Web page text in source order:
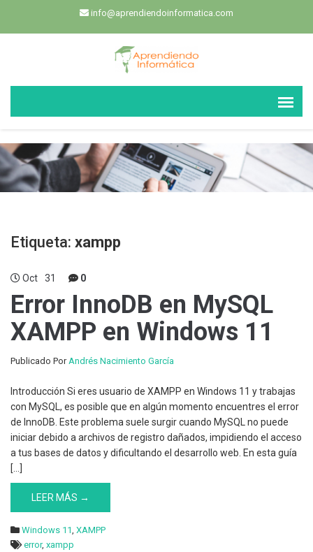
info@aprendiendoinformatica.com
Etiqueta: xampp
Oct 31 0
Error InnoDB en MySQL
XAMPP en Windows 11
Publicado PorAndrés Nacimiento García
Introducción Si eres usuario de XAMPP en Windows 11 y trabajas
con MySQL, es posible que en algún momento encuentres el error
de InnoDB. Este problema suele surgir cuando MySQL no puede
iniciar debido a archivos de registro dañados, impidiendo el acceso
a tus bases de datos y dificultando el desarrollo web. En esta guía
[…]
LEER MÁS →
Windows 11, XAMPP
error, xampp